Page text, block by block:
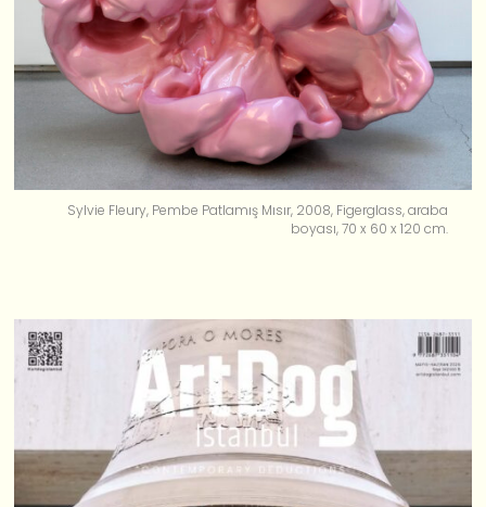
Sylvie Fleury, Pembe Patlamış Mısır, 2008, Figerglass, araba
boyası, 70 x 60 x 120 cm.